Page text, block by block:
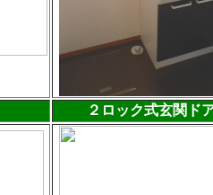
２ロック式玄関ド